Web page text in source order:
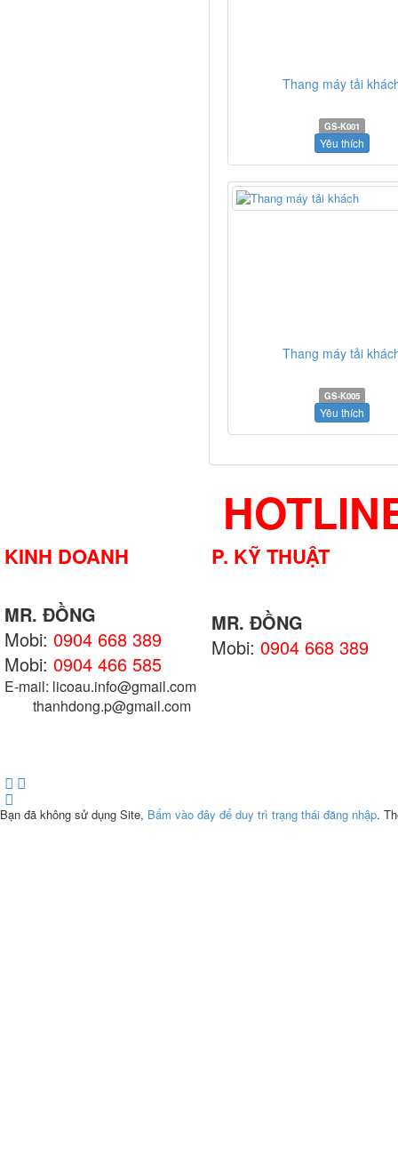
Thang máy tải
GS-K001
Yêu thích
Thang máy tải
GS-K005
Yêu thích
KINH DOANH P. KỸ THUẬT
MR. ĐỒNG
Mobi: 0904 668 389
Mobi: 0904 466 585
E-mail: licoau.info@gmail.com
thanhdong.p@gmail.com
MR. ĐỒNG
Mobi: 0904 668 389
Bạn đã không sử dụng Site, Bấm vào đây để duy trì trạng thái đăng nhập.